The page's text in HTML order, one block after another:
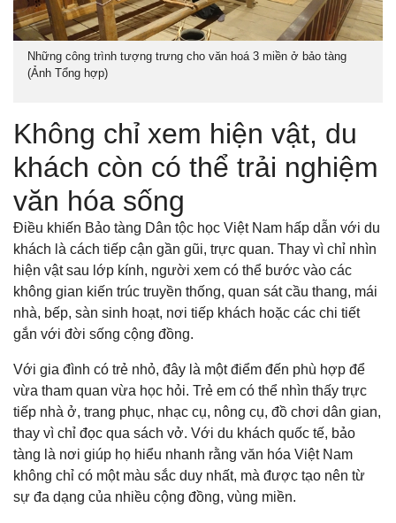
Những công trình tượng trưng cho văn hoá 3 miền ở bảo tàng
(Ảnh Tổng hợp)
Không chỉ xem hiện vật, du
khách còn có thể trải nghiệm
văn hóa sống
Điều khiến Bảo tàng Dân tộc học Việt Nam hấp dẫn với du
khách là cách tiếp cận gần gũi, trực quan. Thay vì chỉ nhìn
hiện vật sau lớp kính, người xem có thể bước vào các
không gian kiến trúc truyền thống, quan sát cầu thang, mái
nhà, bếp, sàn sinh hoạt, nơi tiếp khách hoặc các chi tiết
gắn với đời sống cộng đồng.
Với gia đình có trẻ nhỏ, đây là một điểm đến phù hợp để
vừa tham quan vừa học hỏi. Trẻ em có thể nhìn thấy trực
tiếp nhà ở, trang phục, nhạc cụ, nông cụ, đồ chơi dân gian,
thay vì chỉ đọc qua sách vở. Với du khách quốc tế, bảo
tàng là nơi giúp họ hiểu nhanh rằng văn hóa Việt Nam
không chỉ có một màu sắc duy nhất, mà được tạo nên từ
sự đa dạng của nhiều cộng đồng, vùng miền.